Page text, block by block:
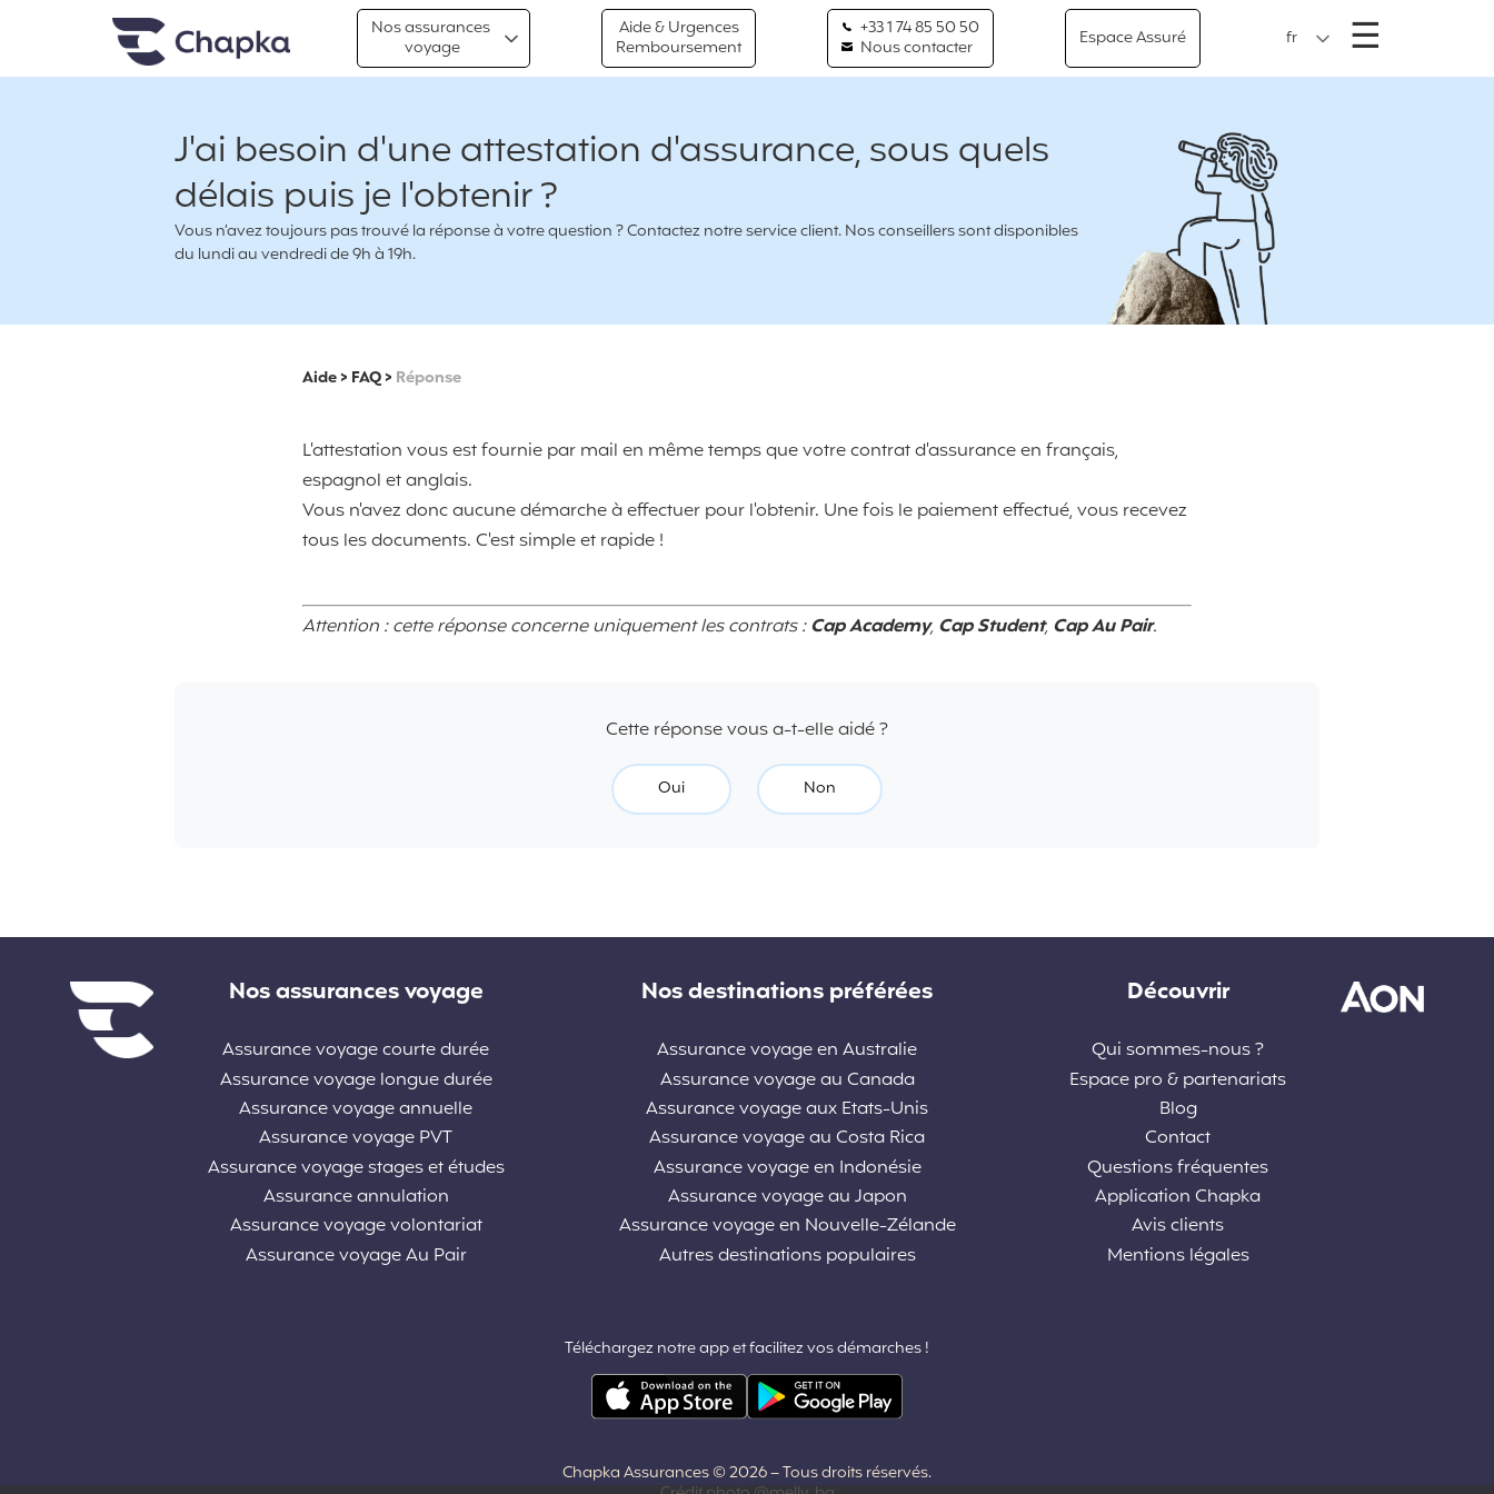
Chapka Assurances VoyagesNos assurances
voyage
Aide & Urgences
Remboursement
+33 1 74 85 50 50
Nous contacter
Espace Assuré fr ☰
J'ai besoin d'une attestation d'assurance, sous quels
délais puis je l'obtenir ?
Vous n’avez toujours pas trouvé la réponse à votre question ? Contactez notre service client. Nos conseillers sont disponibles
du lundi au vendredi de 9h à 19h.
Aide> FAQ> Réponse
L'attestation vous est fournie par mail en même temps que votre contrat d'assurance en français,
espagnol et anglais.
Vous n'avez donc aucune démarche à effectuer pour l'obtenir. Une fois le paiement effectué, vous recevez
tous les documents. C'est simple et rapide !
Attention : cette réponse concerne uniquement les contrats :Cap Academy, Cap Student, Cap Au Pair.
Cette réponse vous a-t-elle aidé ?
Oui Non
Liens divers Nos assurances voyage
Assurance voyage courte durée
Assurance voyage longue durée
Assurance voyage annuelle
Assurance voyage PVT
Assurance voyage stages et études
Assurance annulation
Assurance voyage volontariat
Assurance voyage Au Pair
Nos destinations préférées
Assurance voyage en Australie
Assurance voyage au Canada
Assurance voyage aux Etats-Unis
Assurance voyage au Costa Rica
Assurance voyage en Indonésie
Assurance voyage au Japon
Assurance voyage en Nouvelle-Zélande
Autres destinations populaires
Découvrir
Qui sommes-nous ?
Espace pro & partenariats
Blog
Contact
Questions fréquentes
Application Chapka
Avis clients
Mentions légales
Téléchargez notre app et facilitez vos démarches !
Chapka Assurances © 2026– Tous droits réservés.